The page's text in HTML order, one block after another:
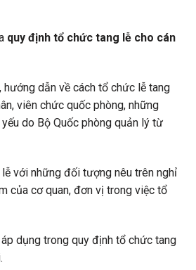
quy định tổ chức tang lễ cho cán
hướng dẫn về cách tổ chức lễ tang
viên chức quốc phòng, những
do Bộ Quốc phòng quản lý từ
với những đối tượng nêu trên nghỉ
của cơ quan, đơn vị trong việc tổ
dụng trong quy định tổ chức tang